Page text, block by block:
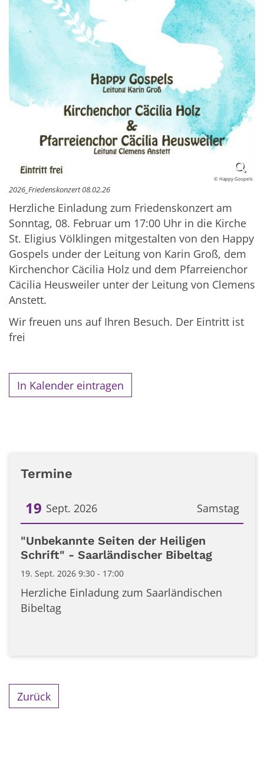
© Happy Gospels
2026_Friedenskonzert 08.02.26
Herzliche Einladung zum Friedenskonzert am
Sonntag, 08. Februar um 17:00 Uhr in die Kirche
St. Eligius Völklingen mitgestalten von den Happy
Gospels under der Leitung von Karin Groß, dem
Kirchenchor Cäcilia Holz und dem Pfarreienchor
Cäcilia Heusweiler unter der Leitung von Clemens
Anstett.
Wir freuen uns auf Ihren Besuch. Der Eintritt ist
frei
In Kalender eintragen
Termine
Samstag
19 Sept. 2026
Datum: 19. September 2026
"Unbekannte Seiten der Heiligen
Schrift" - Saarländischer Bibeltag
19. Sept. 2026 9:30 - 17:00
Herzliche Einladung zum Saarländischen
Bibeltag
Zurück